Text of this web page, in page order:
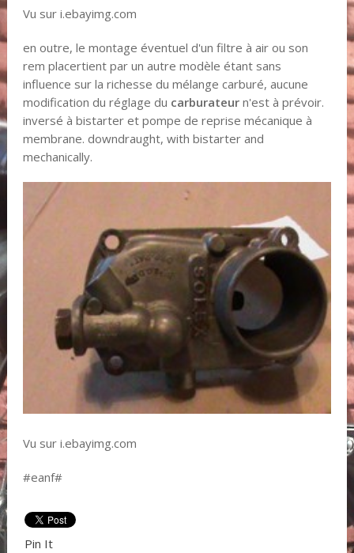
Vu sur i.ebayimg.com
en outre, le montage éventuel d'un filtre à air ou son
rem placertient par un autre modèle étant sans
influence sur la richesse du mélange carburé, aucune
modification du réglage du carburateurn'est à prévoir.
inversé à bistarter et pompe de reprise mécanique à
membrane. downdraught, with bistarter and
mechanically.
Vu sur i.ebayimg.com
#eanf#
Pin It